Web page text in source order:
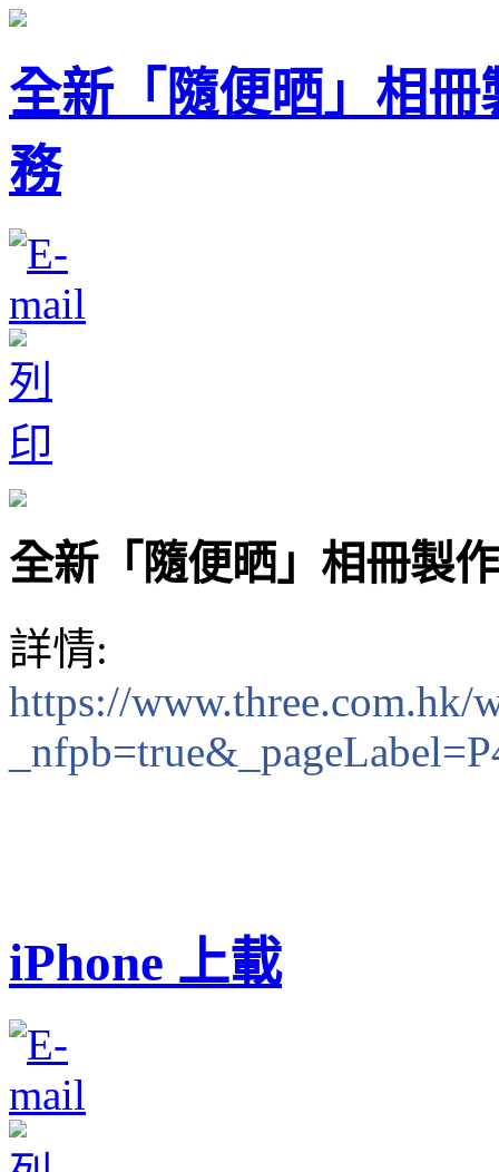
全新「隨便晒」相冊
務
全新「隨便晒」相冊製
詳情:
https://www.three.com.hk/
_nfpb=true&_pageLabel=
iPhone 上載